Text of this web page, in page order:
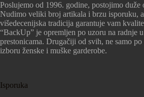
Poslujemo od 1996. godine, postojimo duže
Nudimo veliki broj artikala i brzu isporuku, a
višedecenijska tradicija garantuje vam
“BackUp” je opremljen po uzoru na radnje
prestonicama. Drugačiji od svih, ne samo
izboru ženske i muške garderobe.
Isporuka